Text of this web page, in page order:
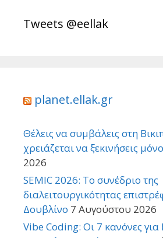
Tweets @eellak
planet.ellak.gr
Θέλεις να συμβάλεις στη
χρειάζεται να ξεκινήσεις
2026
SEMIC 2026: Το συνέδριο της
διαλειτουργικότητας
Δουβλίνο 7 Αυγούστου 2026
Vibe Coding: Οι 7 κανόνες